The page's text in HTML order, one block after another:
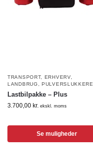
TRANSPORT, ERHVERV,
LANDBRUG
,PULVERSLUKKERE
Lastbilpakke – Plus
3.700,00 kr. ekskl. moms
Se muligheder